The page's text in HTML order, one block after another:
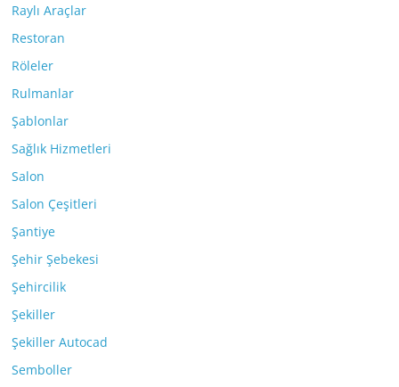
Raylı Araçlar
Restoran
Röleler
Rulmanlar
Şablonlar
Sağlık Hizmetleri
Salon
Salon Çeşitleri
Şantiye
Şehir Şebekesi
Şehircilik
Şekiller
Şekiller Autocad
Semboller